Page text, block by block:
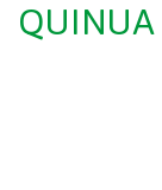
QUINUA